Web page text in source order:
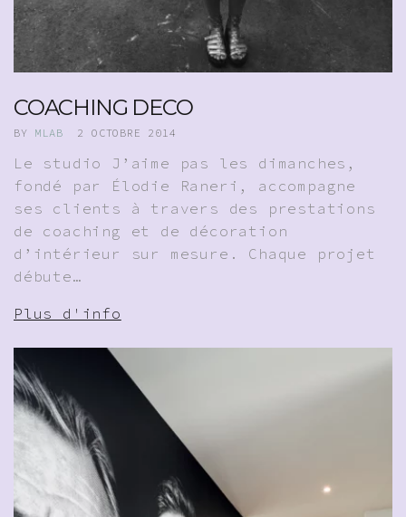
COACHING DECO
BY MLAB 2 OCTOBRE 2014
Le studio J’aime pas les dimanches,
fondé par Élodie Raneri, accompagne
ses clients à travers des prestations
de coaching et de décoration
d’intérieur sur mesure. Chaque projet
débute…
Plus d'info